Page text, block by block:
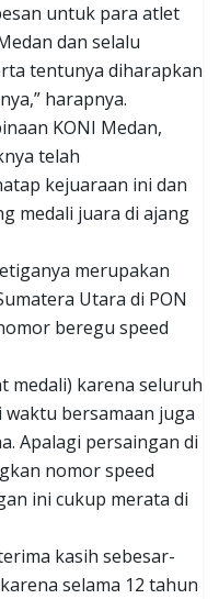
untuk para atlet
dan selalu
tentunya diharapkan
harapnya.
KONI Medan,
telah
kejuaraan ini dan
medali juara di ajang
merupakan
Utara di PON
beregu speed
medali) karena seluruh
bersamaan juga
Apalagi persaingan di
nomor speed
ini cukup merata di
kasih sebesar-
selama 12 tahun